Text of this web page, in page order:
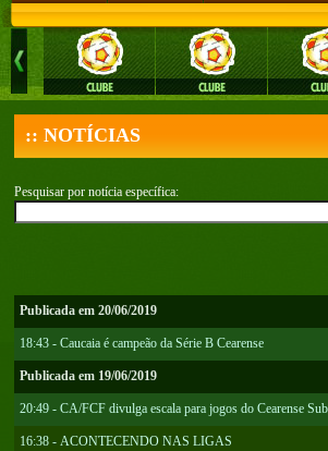
:: NOTÍCIAS
Pesquisar por notícia específica:
Publicada em 20/06/2019
18:43 - Caucaia é campeão da Série B Cearense
Publicada em 19/06/2019
20:49 - CA/FCF divulga escala para jogos do Cearense
16:38 - ACONTECENDO NAS LIGAS